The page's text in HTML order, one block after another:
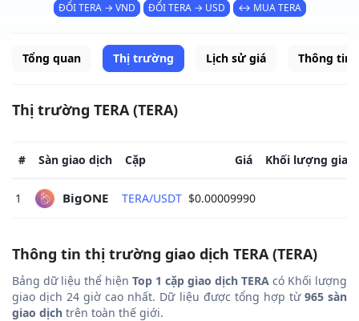
ĐỔI TERA → VND ĐỔI TERA → USD ↔ MUA TERA
Tổng quan Thị trường Lịch sử giá Thông tin
Thị trường TERA (TERA)
# Sàn giao dịch Cặp Giá Khối lượng giao
1 BigONE TERA/USDT $0.00009990
Thông tin thị trường giao dịch TERA (TERA)
Bảng dữ liệu thể hiện Top 1 cặp giao dịch TERA có Khối lượng
giao dịch 24 giờ cao nhất. Dữ liệu được tổng hợp từ 965 sàn
giao dịch trên toàn thế giới.